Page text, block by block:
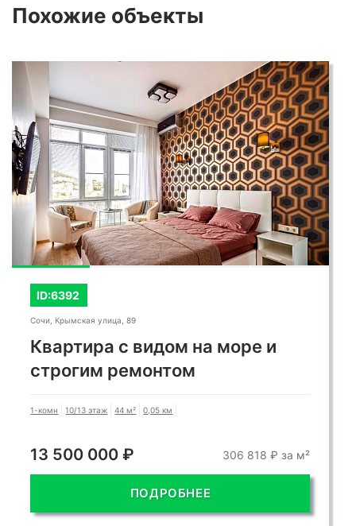
Похожие объекты
ID:6392
Сочи, Крымская улица, 89
Квартира с видом на море и
строгим ремонтом
1-комн 10/13 этаж 44 м² 0,05 км
13 500 000 ₽ 306 818 ₽ за м²
ПОДРОБНЕЕ